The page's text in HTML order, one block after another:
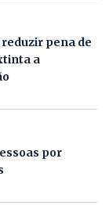
pena de
a
por